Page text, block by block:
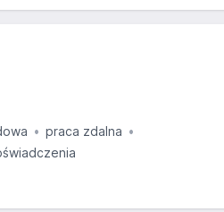
praca zdalna